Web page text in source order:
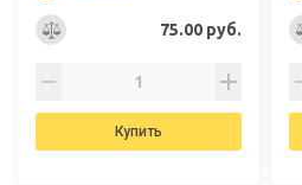
75.00 руб.
Купить